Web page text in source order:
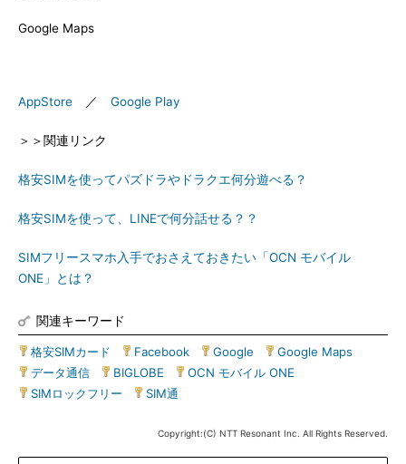
Google Maps
AppStore ／ Google Play
＞＞関連リンク
格安SIMを使ってパズドラやドラクエ何分遊べる？
格安SIMを使って、LINEで何分話せる？？
SIMフリースマホ入手でおさえておきたい「OCN モバイル
ONE」とは？
関連キーワード
格安SIMカード Facebook Google Google Maps
データ通信
BIGLOBE OCN モバイル ONE
SIMロックフリー
SIM通
Copyright:(C) NTT Resonant Inc. All Rights Reserved.